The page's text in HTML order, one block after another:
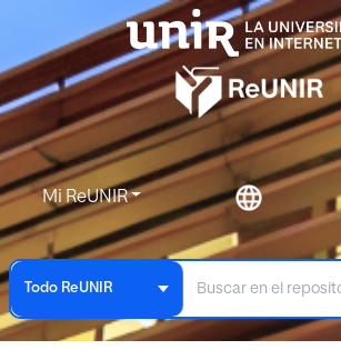
Mi ReUNIR
Todo ReUNIR